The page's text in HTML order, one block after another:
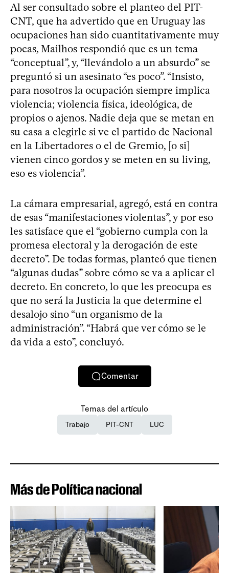
Al ser consultado sobre el planteo del PIT-
CNT, que ha advertido que en Uruguay las
ocupaciones han sido cuantitativamente muy
pocas, Mailhos respondió que es un tema
“conceptual”, y, “llevándolo a un absurdo” se
preguntó si un asesinato “es poco”. “Insisto,
para nosotros la ocupación siempre implica
violencia; violencia física, ideológica, de
propios o ajenos. Nadie deja que se metan en
su casa a elegirle si ve el partido de Nacional
en la Libertadores o el de Gremio, [o si]
vienen cinco gordos y se meten en su living,
eso es violencia”.
La cámara empresarial, agregó, está en contra
de esas “manifestaciones violentas”, y por eso
les satisface que el “gobierno cumpla con la
promesa electoral y la derogación de este
decreto”. De todas formas, planteó que tienen
“algunas dudas” sobre cómo se va a aplicar el
decreto. En concreto, lo que les preocupa es
que no será la Justicia la que determine el
desalojo sino “un organismo de la
administración”. “Habrá que ver cómo se le
da vida a esto”, concluyó.
Comentar
Temas del artículo
Trabajo PIT-CNT LUC
Más de Política nacional